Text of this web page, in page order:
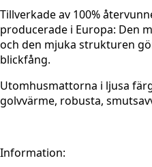
Tillverkade av 100%
producerade i Europa: Den
och den mjuka strukturen
blickfång.
Utomhusmattorna i ljusa
golvvärme, robusta,
Information: